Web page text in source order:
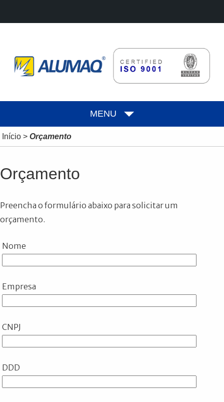
MENU
Início> Orçamento
Orçamento
Preencha o formulário abaixo para solicitar um
orçamento.
Nome
Empresa
CNPJ
DDD